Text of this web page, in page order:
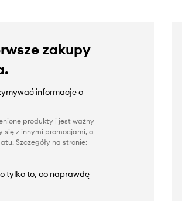
zakupy
informacje o
produkty i jest ważny
się z innymi promocjami, a
Szczegóły na stronie:
tylko to, co naprawdę